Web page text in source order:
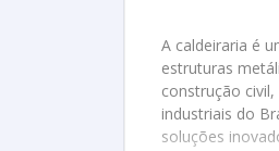
A caldeiraria é
estruturas
construção
industriais do
soluções